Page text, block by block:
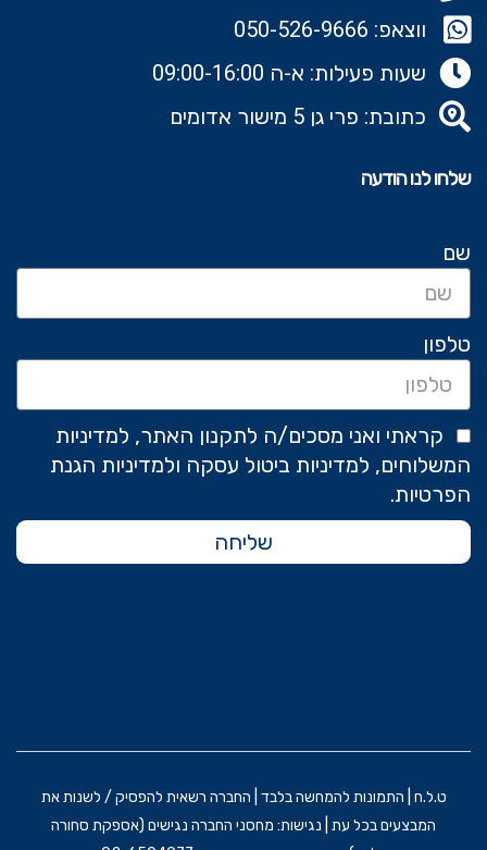
ווצאפ: 050-526-9666‬
שעות פעילות: א-ה 09:00-16:00
כתובת: פרי גן 5 מישור אדומים
שלחו לנו הודעה
שם
טלפון
קראתי ואני מסכים/ה לתקנון האתר, למדיניות
המשלוחים, למדיניות ביטול עסקה ולמדיניות הגנת
הפרטיות.
שליחה
ט.ל.ח | התמונות להמחשה בלבד | החברה רשאית להפסיק / לשנות את
המבצעים בכל עת | נגישות: מחסני החברה נגישים (אספקת סחורה